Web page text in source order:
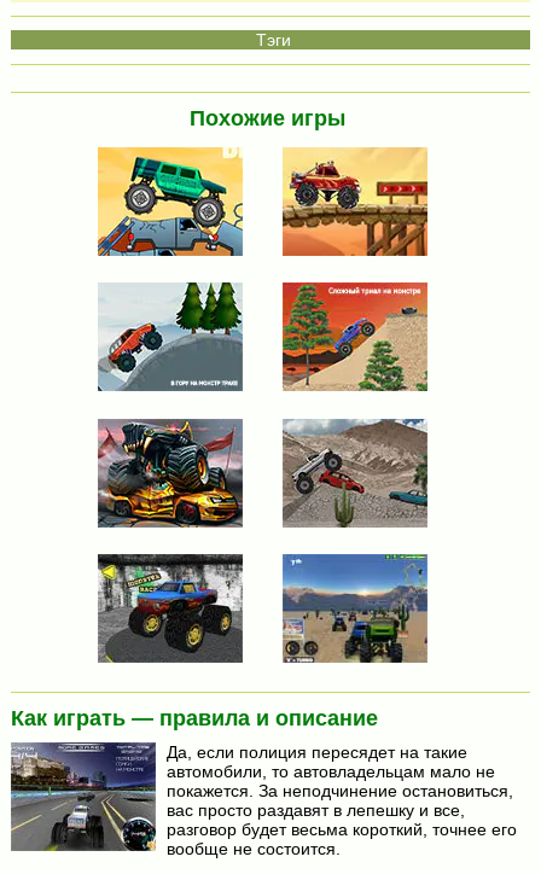
Похожие игры
Как играть — правила и описание
Да, если полиция пересядет на такие
автомобили, то автовладельцам мало не
покажется. За неподчинение остановиться,
вас просто раздавят в лепешку и все,
разговор будет весьма короткий, точнее его
вообще не состоится.